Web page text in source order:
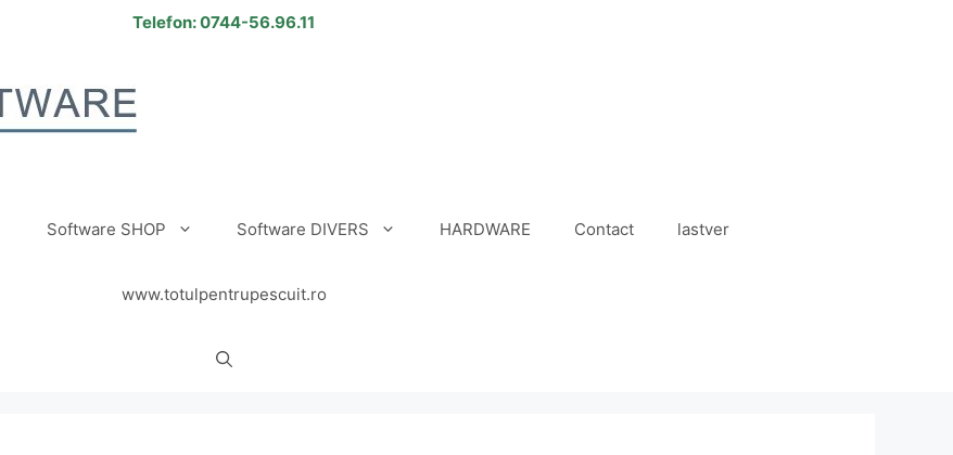
Telefon: 0744-56.96.11
Software SHOP Software DIVERS HARDWARE Contact lastver
www.totulpentrupescuit.ro